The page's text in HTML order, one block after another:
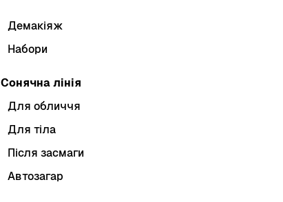
Демакіяж
Набори
Сонячна лінія
Для обличчя
Для тіла
Після засмаги
Автозагар